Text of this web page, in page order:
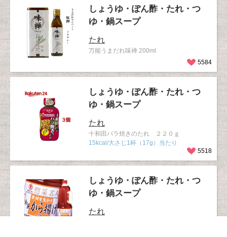
しょうゆ・ぽん酢・たれ・つ
ゆ・鍋スープ
たれ
万能うまだれ味禅 200ml
5584
しょうゆ・ぽん酢・たれ・つ
ゆ・鍋スープ
たれ
十和田バラ焼きのたれ ２２０ｇ
15kcal/大さじ1杯（17g）当たり
5518
しょうゆ・ぽん酢・たれ・つ
ゆ・鍋スープ
たれ